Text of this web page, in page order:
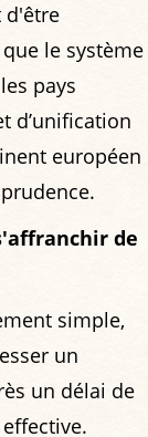
d'être
le système
pays
d’unification
européen
de
simple,
un
un délai de